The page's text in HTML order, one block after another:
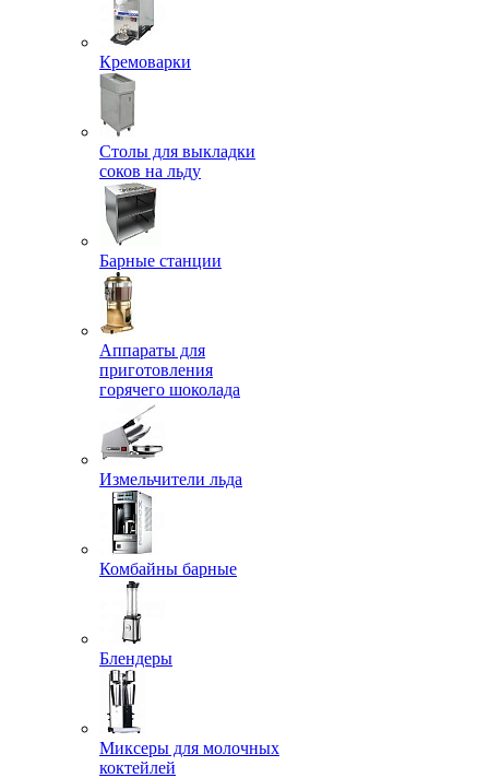
Кремоварки
Столы для выкладки
соков на льду
Барные станции
Аппараты для
приготовления
горячего шоколада
Измельчители льда
Комбайны барные
Блендеры
Миксеры для молочных
коктейлей